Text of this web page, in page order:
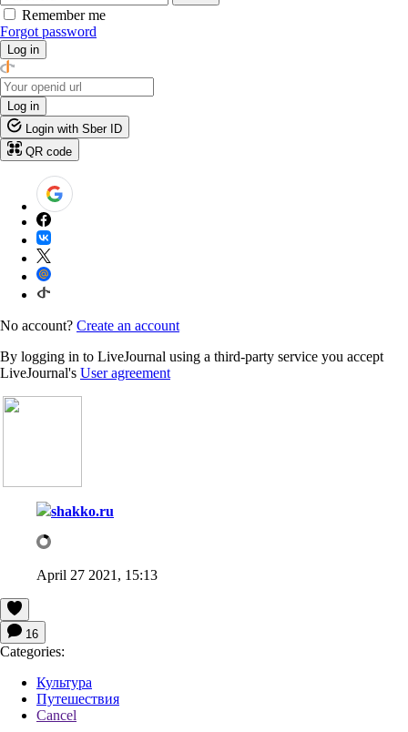
Remember me
Forgot password
Log in
Log in
Login with Sber ID
QR code
No account? Create an account
By logging in to LiveJournal using a third-party service you accept
LiveJournal's User agreement
shakko.ru
April 27 2021, 15:13
16
Categories:
Культура
Путешествия
Cancel